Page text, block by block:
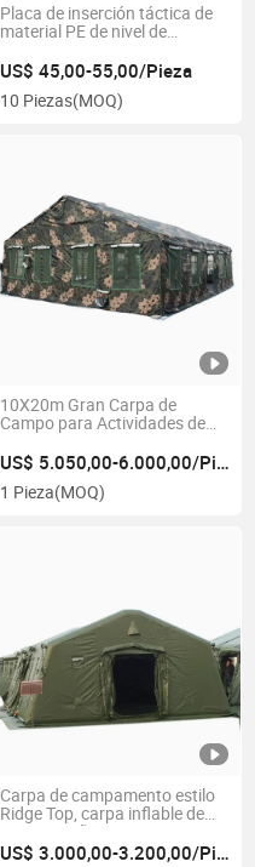
Placa de inserción táctica de
material PE de nivel de
US$ 45,00-55,00/Pieza
10 Piezas(MOQ)
10X20m Gran Carpa de
Campo para Actividades de
de Campo en Transición
US$ 5.050,00-6.000,00/Pieza
1 Pieza(MOQ)
Carpa de campamento estilo
Ridge Top, carpa inflable de
gran tamaño
US$ 3.000,00-3.200,00/Pieza